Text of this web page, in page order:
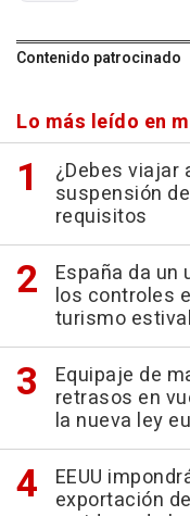
Contenido patrocinado
Lo más leído en
¿Debes viajar
suspensión
requisitos
España da
los controles
turismo estival
Equipaje de
retrasos en
la nueva ley
EEUU
exportación